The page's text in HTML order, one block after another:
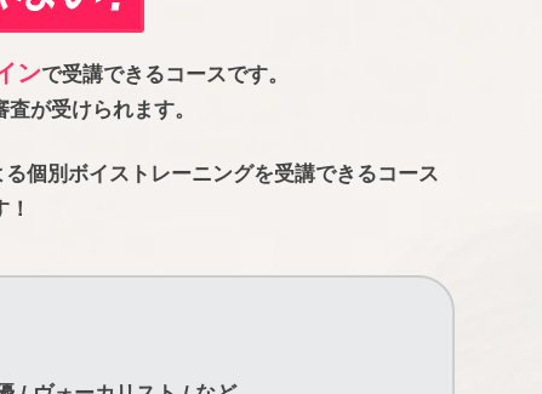
ンで受講できるコースです。
が受けられます。
個別ボイストレーニングを受講できるコース